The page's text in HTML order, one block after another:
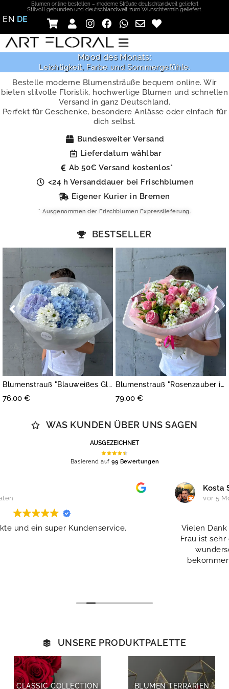
Blumen online bestellen – moderne Sträuße deutschlandweit geliefert
Stilvoll gebunden und deutschlandweit zum Wunschtermin geliefert.
EN DE
Mood des Monats:
Leichtigkeit, Farbe und Sommergefühle.
Bestelle moderne Blumensträuße bequem online. Wir
bieten stilvolle Floristik, hochwertige Blumen und schnellen
Versand in ganz Deutschland.
Perfekt für Geschenke, besondere Anlässe oder einfach für
dich selbst.
Bundesweiter Versand
Lieferdatum wählbar
Ab 50€ Versand kostenlos*
<24 h Versanddauer bei Frischblumen
Eigener Kurier in Bremen​
* Ausgenommen der Frischblumen Expresslieferung.
BESTSELLER
Blumenstrauß "Blauweißes Glück" Blumenstrauß "Rosenzauber in Rosa und Weiß"
€
WAS KUNDEN ÜBER UNS SAGEN
AUSGEZEICHNET
Basierend auf99 Bewertungen
Vielen Dank für die wunderschönen Blumen, meine
Frau ist sehr gerührt und es war schön, wieder einen
wunderschönen Blumenstrauß von Ihnen zu
bekommen!!! Sie beherrschen Ihr Handwerk und
Blumenstrauß, einfach wunderschöne Blumen, meine
Es gibt noch einen weiteren Grund, meiner geliebten
Frau Blumen zu schenken, und Ihre Gesellschaft
vermittelt immer angenehme Gefühle!
Signature-Blumen, Signature-Verpackung, Signature-
UNSERE PRODUKTPALETTE
CLASSIC COLLECTION BLUMEN TERRARIEN